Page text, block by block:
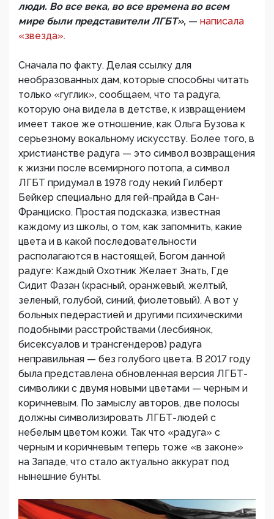
люди. Во все века, во все времена во всем
мире были представители ЛГБТ», — написала
«звезда».
Сначала по факту. Делая ссылку для
необразованных дам, которые способны читать
только «гуглик», сообщаем, что та радуга,
которую она видела в детстве, к извращением
имеет такое же отношение, как Ольга Бузова к
серьезному вокальному искусству. Более того, в
христианстве радуга — это символ возвращения
к жизни после всемирного потопа, а символ
ЛГБТ придумал в 1978 году некий Гилберт
Бейкер специально для гей-прайда в Сан-
Франциско. Простая подсказка, известная
каждому из школы, о том, как запомнить, какие
цвета и в какой последовательности
располагаются в настоящей, Богом данной
радуге: Каждый Охотник Желает Знать, Где
Сидит Фазан (красный, оранжевый, желтый,
зеленый, голубой, синий, фиолетовый). А вот у
больных педерастией и другими психическими
подобными расстройствами (лесбиянок,
бисексуалов и трансгендеров) радуга
неправильная — без голубого цвета. В 2017 году
была представлена обновленная версия ЛГБТ-
символики с двумя новыми цветами — черным и
коричневым. По замыслу авторов, две полосы
должны символизировать ЛГБТ-людей с
небелым цветом кожи. Так что «радуга» с
черным и коричневым теперь тоже «в законе»
на Западе, что стало актуально аккурат под
нынешние бунты.